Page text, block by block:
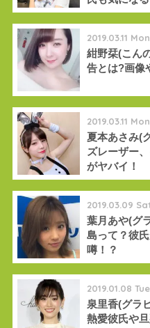
2019.03.11 Mon
紺野栞(こん
告とは?画像
2019.03.11 Mon
夏本あさみ(
ズレーザー
がヤバイ！
2019.03.09
葉月あや(グ
島って？彼
噂！？
2019.01.08 Tue
泉里香(グラ
熱愛彼氏や